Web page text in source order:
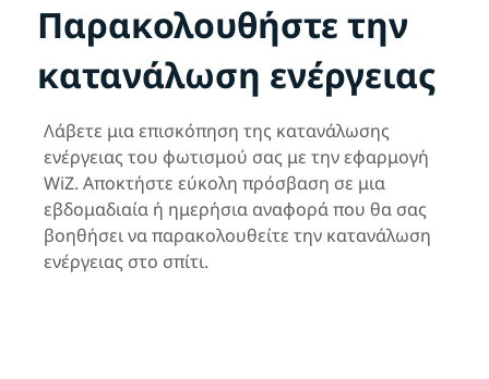
Παρακολουθήστε την
κατανάλωση ενέργειας
Λάβετε μια επισκόπηση της κατανάλωσης
ενέργειας του φωτισμού σας με την εφαρμογή
WiZ. Αποκτήστε εύκολη πρόσβαση σε μια
εβδομαδιαία ή ημερήσια αναφορά που θα σας
βοηθήσει να παρακολουθείτε την κατανάλωση
ενέργειας στο σπίτι.